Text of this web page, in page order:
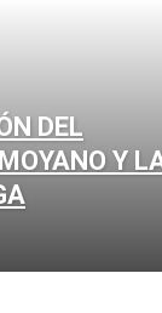
DEL
Y